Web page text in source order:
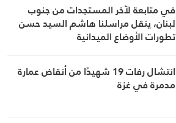
في متابعة لآخر المستجدات من جنوب
لبنان، ينقل مراسلنا هاشم السيد حسن
تطورات الأوضاع الميدانية
انتشال رفات 19 شهيدًا من أنقاض عمارة
مدمرة في غزة